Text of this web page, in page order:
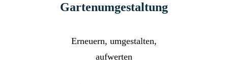
Gartenumgestaltung
Erneuern, umgestalten,
aufwerten